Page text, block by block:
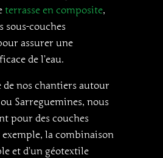
terrasse en composite,
sous-couches
assurer une
de l’eau.
de nos chantiers autour
Sarreguemines, nous
pour des couches
exemple, la combinaison
et d’un géotextile